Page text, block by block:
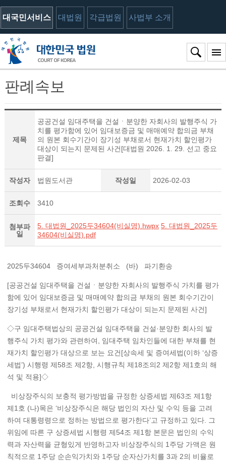
대국민서비스 대법원 각급법원 사법부 소개
판례속보
제목
공공건설 임대주택을 건설ㆍ분양한 자회사의 발행주식 가
치를 평가함에 있어 임대보증금 및 매매예약 합의금 부채
의 원본 회수기간이 장기성 부채로서 현재가치 할인평가
대상이 되는지 문제된 사건[대법원 2026. 1. 29. 선고 중요
판결]
작성자 법원도서관 작성일 2026-02-03
조회수 3410
첨부파
일
5. 대법원_2025두34604(비실명).hwpx 5. 대법원_2025두
34604(비실명).pdf
2025두34604 증여세부과처분취소 (바) 파기환송
[공공건설 임대주택을 건설ㆍ분양한 자회사의 발행주식 가치를 평가
함에 있어 임대보증금 및 매매예약 합의금 부채의 원본 회수기간이
장기성 부채로서 현재가치 할인평가 대상이 되는지 문제된 사건]
◇구 임대주택법상의 공공건설 임대주택을 건설·분양한 회사의 발
행주식 가치 평가와 관련하여, 임대주택 임차인들에 대한 부채를 현
재가치 할인평가 대상으로 보는 요건[상속세 및 증여세법(이하 ‘상증
세법’) 시행령 제58조 제2항, 시행규칙 제18조의2 제2항 제1호의 해
석 및 적용]◇
비상장주식의 보충적 평가방법을 규정한 상증세법 제63조 제1항
제1호 (나)목은 ‘비상장주식은 해당 법인의 자산 및 수익 등을 고려
하여 대통령령으로 정하는 방법으로 평가한다’고 규정하고 있다. 그
위임에 따른 구 상증세법 시행령 제54조 제1항 본문은 법인의 수익
력과 자산력을 균형있게 반영하고자 비상장주식의 1주당 가액은 원
칙적으로 1주당 순손익가치와 1주당 순자산가치를 3과 2의 비율로